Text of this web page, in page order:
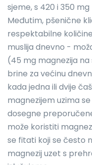
sjeme, s 420 i 350
Međutim, pšenične
respektabilne
muslija dnevno -
(45 mg magnezija
brine za većinu
kada jedna ili dvije
magnezijem uzima
dosegne
može koristiti
se fitati koji se često
magnezij uzet s